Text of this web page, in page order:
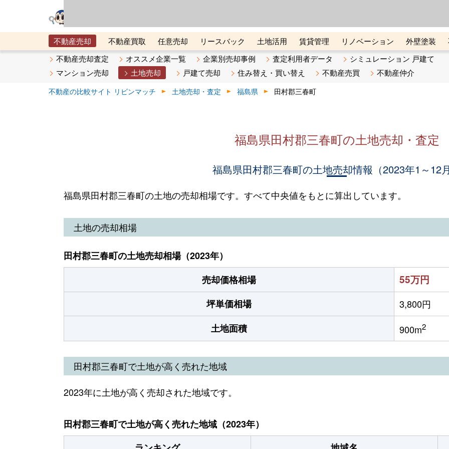
不動産売却 不動産買取 任意売却 リースバック 土地活用 賃貸管理 リノベーション 外壁塗装
メタ住宅展示場
ベスト不動産カンパニー オンライン講座 リビンマガジンBiz 不動産売却ご相談デスク
不動産売却査定 オススメ企業一覧 企業別売却事例 査定利用者データ
シミュレーション 戸建て
マンション売却
土地売却 戸建て売却 住み替え・買い替え 不動産売買 不動産仲介
不動産の比較サイト リビンマッチ 土地売却・査定 福島県 田村郡三春町
福島県田村郡三春町の土地売却・査定
福島県田村郡三春町の土地売却情報（2023年1～12
福島県田村郡三春町の土地の売却相場です。すべて中央値をもとに算出しています。
土地の売却相場
田村郡三春町の土地売却相場（2023年）
売却価格相場
55万円
坪単価相場
3,800円
土地面積
900m2
田村郡三春町で土地が高く売れた地域
2023年に土地が高く売却された地域です。
田村郡三春町で土地が高く売れた地域（2023年）